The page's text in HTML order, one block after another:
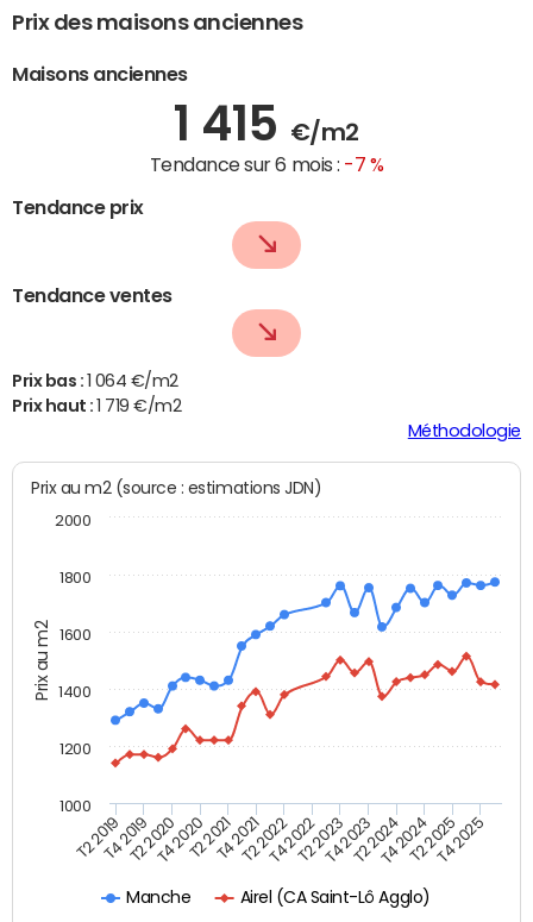
Prix des maisons anciennes
Maisons anciennes
1 415 €/m2
Tendance sur 6 mois : -7 %
Tendance prix
Tendance ventes
Prix bas : 1 064 €/m2
Prix haut :1 719 €/m2
Méthodologie
Prix au m2
Prix au m2 (source : estimations JDN)
Manche Airel (CA Saint-Lô Agglo)
T2 2019T4 2019T2 2020T4 2020T2 2021T4 2021T2 2022T4 2022T2 2023T4 2023T2 2024T4 2024T2 2025T4 2025
1000
1200
1400
1600
1800
2000